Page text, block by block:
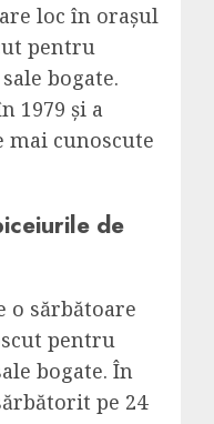
loc în orașul
pentru
bogate.
1979 și a
cunoscute
de
o sărbătoare
pentru
bogate. În
pe 24